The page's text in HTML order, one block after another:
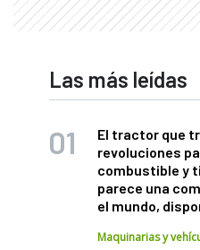
Las más leídas
El tractor que
revoluciones
combustible y
parece una
el mundo,
Maquinarias y